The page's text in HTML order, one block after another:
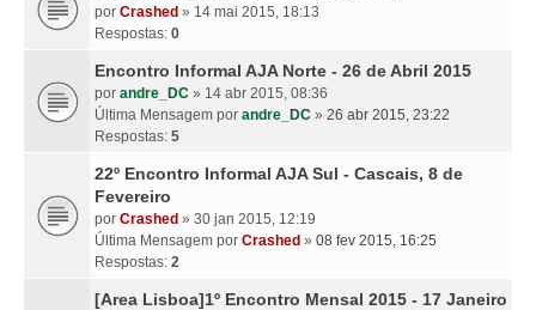
por Crashed » 14 mai 2015, 18:13
Respostas: 0
Encontro Informal AJA Norte - 26 de Abril 2015
por andre_DC » 14 abr 2015, 08:36
Última Mensagem por andre_DC » 26 abr 2015, 23:22
Respostas: 5
22º Encontro Informal AJA Sul - Cascais, 8 de
Fevereiro
por Crashed » 30 jan 2015, 12:19
Última Mensagem por Crashed » 08 fev 2015, 16:25
Respostas: 2
[Area Lisboa]1º Encontro Mensal 2015 - 17 Janeiro